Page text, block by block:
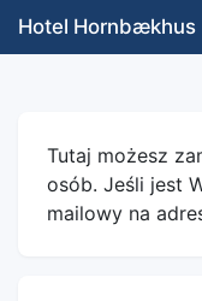
Hotel Hornbækhus
Tutaj możesz
osób. Jeśli jest
mailowy na